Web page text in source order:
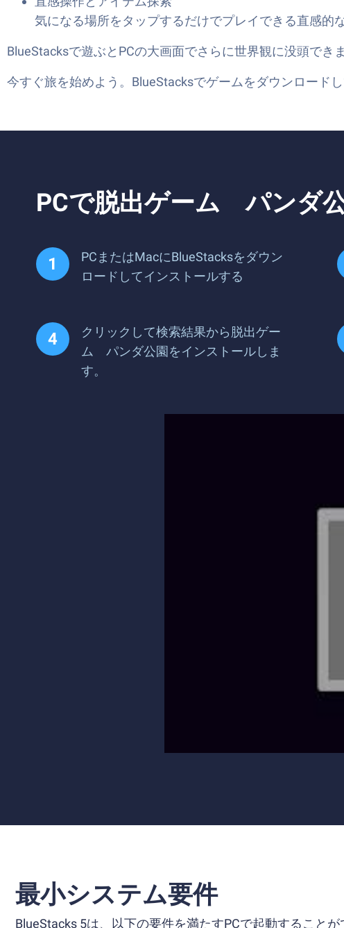
気になる場所をタップするだけでプレイできる直感的
BlueStacksで遊ぶとPCの大画面でさらに世界観に没頭できま
今すぐ旅を始めよう。BlueStacksでゲームをダウンロード
PCで脱出ゲーム パンダ
PCまたはMacにBlueStacksをダウン
ロードしてインストールする
クリックして検索結果から脱出ゲー
ム パンダ公園をインストールしま
す。
最小システム要件
BlueStacks 5は、以下の要件を満たすPCで起動することが